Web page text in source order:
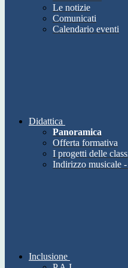
Le notizie
Comunicati
Calendario eventi
Didattica
Panoramica
Offerta formativa
I progetti delle
Indirizzo musicale
Inclusione